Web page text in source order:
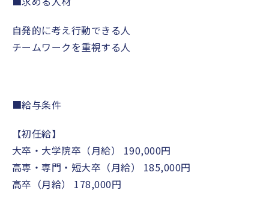
自発的に考え行動できる人
チームワークを重視する人
■給与条件
【初任給】
大卒・大学院卒（月給） 190,000円
高専・専門・短大卒（月給） 185,000円
高卒（月給） 178,000円